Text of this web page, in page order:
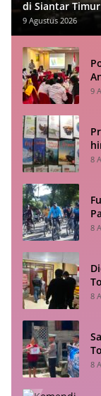
di Siantar Timur
9 Agustus 2026
9
8
8
8
8